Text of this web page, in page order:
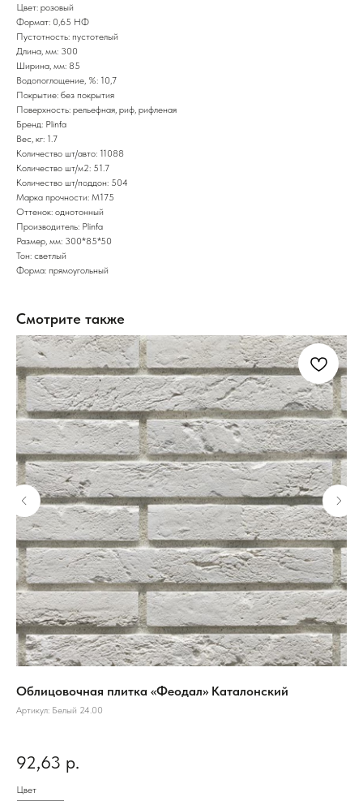
Цвет: розовый
Формат: 0,65 НФ
Пустотность: пустотелый
Длина, мм: 300
Ширина, мм: 85
Водопоглощение, %: 10,7
Покрытие: без покрытия
Поверхность: рельефная, риф, рифленая
Бренд: Plinfa
Вес, кг: 1.7
Количество шт/авто: 11088
Количество шт/м2: 51.7
Количество шт/поддон: 504
Марка прочности: М175
Оттенок: однотонный
Производитель: Plinfa
Размер, мм: 300*85*50
Тон: светлый
Форма: прямоугольный
Смотрите также
Облицовочная плитка «Феодал» Каталонский
Артикул: Белый 24.00
92,63 р.
Цвет